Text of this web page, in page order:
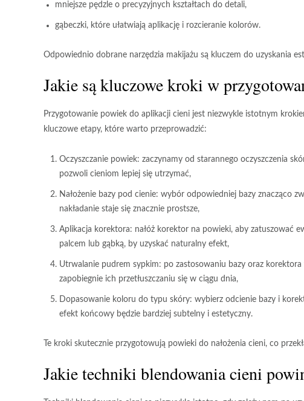
mniejsze pędzle o precyzyjnych kształtach do detali,
gąbeczki, które ułatwiają aplikację i rozcieranie kolorów.
Odpowiednio dobrane narzędzia makijażu są kluczem do uzyskania
Jakie są kluczowe kroki w
Przygotowanie powiek do aplikacji cieni jest niezwykle istotnym
kluczowe etapy, które warto przeprowadzić:
Oczyszczanie powiek: zaczynamy od starannego oczyszczenia
pozwoli cieniom lepiej się utrzymać,
Nałożenie bazy pod cienie: wybór odpowiedniej bazy znacząco
nakładanie staje się znacznie prostsze,
Aplikacja korektora: nałóż korektor na powieki, aby zatuszować
palcem lub gąbką, by uzyskać naturalny efekt,
Utrwalanie pudrem sypkim: po zastosowaniu bazy oraz
zapobiegnie ich przetłuszczaniu się w ciągu dnia,
Dopasowanie koloru do typu skóry: wybierz odcienie bazy i
efekt końcowy będzie bardziej subtelny i estetyczny.
Te kroki skutecznie przygotowują powieki do nałożenia cieni, co
Jakie techniki blendowania cieni